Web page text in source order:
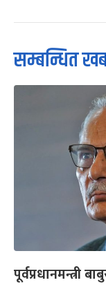
सम्बन्धित
पूर्वप्रधानमन्त्री